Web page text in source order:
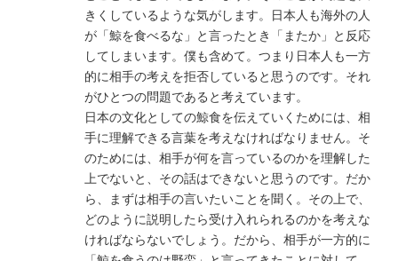
きくしているような気がします。日本人も海外の人
が「鯨を食べるな」と言ったとき「またか」と反応
してしまいます。僕も含めて。つまり日本人も一方
的に相手の考えを拒否していると思うのです。それ
がひとつの問題であると考えています。
日本の文化としての鯨食を伝えていくためには、相
手に理解できる言葉を考えなければなりません。そ
のためには、相手が何を言っているのかを理解した
上でないと、その話はできないと思うのです。だか
ら、まずは相手の言いたいことを聞く。その上で、
どのように説明したら受け入れられるのかを考えな
ければならないでしょう。だから、相手が一方的に